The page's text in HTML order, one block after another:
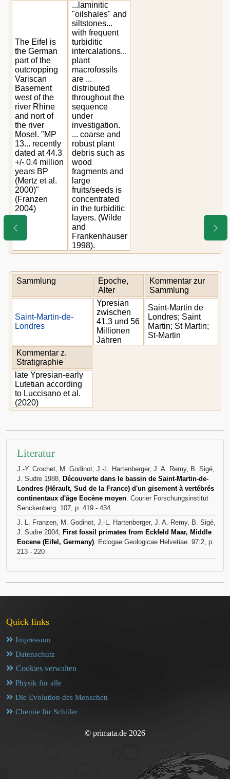
The Eifel is
the German
part of the
outcropping
Variscan
Basement
west of the
river Rhine
and nort of
the river
Mosel. "MP
13... recently
dated at 44.3
+/- 0.4 million
years BP
(Mertz et al.
2000)"
(Franzen
2004)
...laminitic
"oilshales" and
siltstones...
with frequent
turbiditic
intercalations...
plant
macrofossils
are ...
distributed
throughout the
sequence
under
investigation.
... coarse and
robust plant
debris such as
wood
fragments and
large
fruits/seeds is
concentrated
in the turbiditic
layers. (Wilde
and
Frankenhauser
1998).
Sammlung
Epoche,
Alter
Kommentar zur
Sammlung
Saint-Martin-de-
Londres
Ypresian
zwischen
41.3 und 56
Millionen
Jahren
Saint-Martin de
Londres; Saint
Martin; St Martin;
St-Martin
Kommentar z.
Stratigraphie
late Ypresian-early
Lutetian according
to Luccisano et al.
(2020)
Literatur
J.-Y. Crochet, M. Godinot, J.-L. Hartenberger, J. A. Remy, B. Sigé,
J. Sudre 1988, Découverte dans le bassin de Saint-Martin-de-
Londres (Hérault, Sud de la France) d'un gisement à vertébrés
continentaux d'âge Eocène moyen. Courier Forschungsinstitut
Senckenberg. 107, p. 419 - 434
J. L. Franzen, M. Godinot, J.-L. Hartenberger, J. A. Remy, B. Sigé,
J. Sudre 2004, First fossil primates from Eckfeld Maar, Middle
Eocene (Eifel, Germany). Eclogae Geologicae Helvetiae. 97:2, p.
213 - 220
Quick links
Impressum
Datenschutz
Cookies verwalten
Physik für alle
Die Evolution des Menschen
Chemie für Schüler
© primata.de 2026